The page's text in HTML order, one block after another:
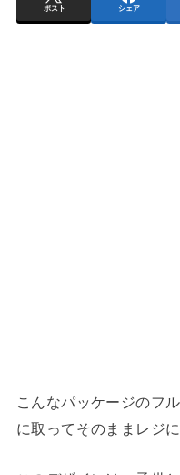
ポスト シェア
こんなパッケージのフ
に取ってそのままレジ